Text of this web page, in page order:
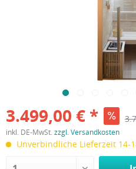
3.499,00 € *
inkl. DE-MwSt. zzgl. Versandkosten
Unverbindliche Lieferzeit 14-